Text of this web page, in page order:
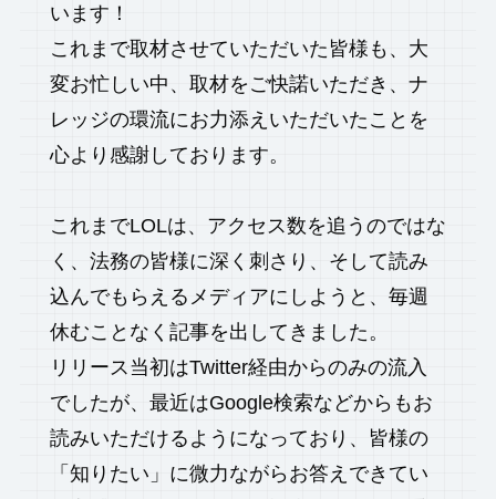
います！
これまで取材させていただいた皆様も、大
変お忙しい中、取材をご快諾いただき、ナ
レッジの環流にお力添えいただいたことを
心より感謝しております。
これまでLOLは、アクセス数を追うのではな
く、法務の皆様に深く刺さり、そして読み
込んでもらえるメディアにしようと、毎週
休むことなく記事を出してきました。
リリース当初はTwitter経由からのみの流入
でしたが、最近はGoogle検索などからもお
読みいただけるようになっており、皆様の
「知りたい」に微力ながらお答えできてい